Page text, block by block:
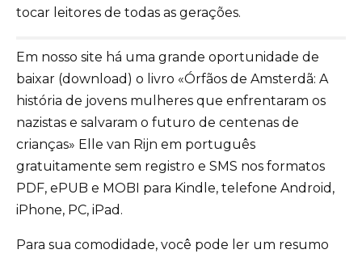
tocar leitores de todas as gerações.
Em nosso site há uma grande oportunidade de
baixar (download) o livro «Órfãos de Amsterdã: A
história de jovens mulheres que enfrentaram os
nazistas e salvaram o futuro de centenas de
crianças» Elle van Rijn em português
gratuitamente sem registro e SMS nos formatos
PDF, ePUB e MOBI para Kindle, telefone Android,
iPhone, PC, iPad.
Para sua comodidade, você pode ler um resumo